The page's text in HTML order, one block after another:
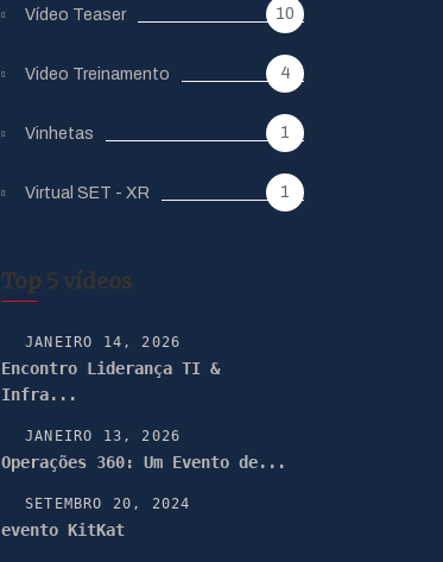
Vídeo Teaser 10
Video Treinamento 4
Vinhetas 1
Virtual SET - XR 1
Top 5 vídeos
JANEIRO 14, 2026
Encontro Liderança TI &
Infra...
JANEIRO 13, 2026
Operações 360: Um Evento de...
SETEMBRO 20, 2024
evento KitKat